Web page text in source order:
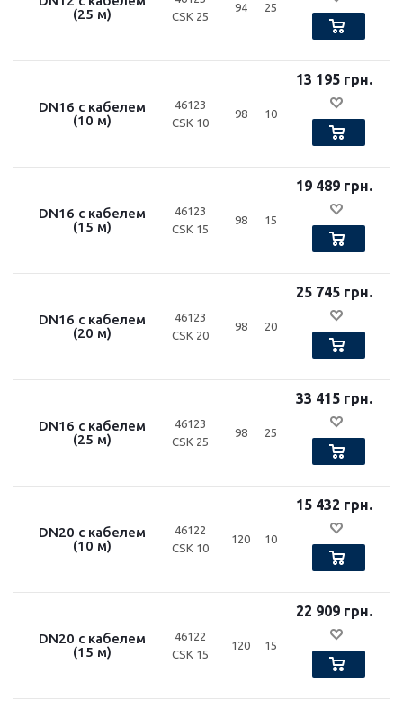
(25 м)
CSK 25
94 25
DN16 с кабелем
(10 м)
46123
CSK 10
98 10
13 195 грн.
DN16 с кабелем
(15 м)
46123
CSK 15
98 15
19 489 грн.
DN16 с кабелем
(20 м)
46123
CSK 20
98 20
25 745 грн.
DN16 с кабелем
(25 м)
46123
CSK 25
98 25
33 415 грн.
DN20 с кабелем
(10 м)
46122
CSK 10
120 10
15 432 грн.
DN20 с кабелем
(15 м)
46122
CSK 15
120 15
22 909 грн.